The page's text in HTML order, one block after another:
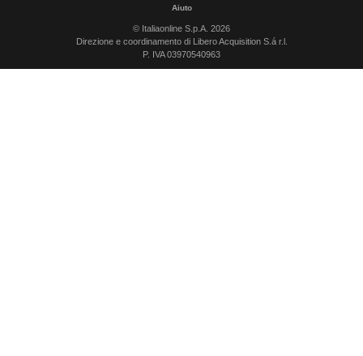
Aiuto
© Italiaonline S.p.A. 2026
Direzione e coordinamento di Libero Acquisition S.á r.l.
P. IVA 03970540963